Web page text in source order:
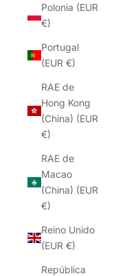
Polonia (EUR
€)
Portugal
(EUR €)
RAE de
Hong Kong
(China) (EUR
€)
RAE de
Macao
(China) (EUR
€)
Reino Unido
(EUR €)
República